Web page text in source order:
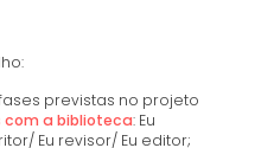
previstas no projeto
com a biblioteca: Eu
Eu revisor/ Eu editor;